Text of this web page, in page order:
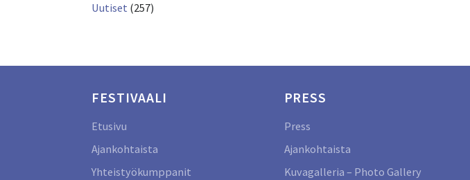
Uutiset (257)
FESTIVAALI
Etusivu
Ajankohtaista
Yhteistyökumppanit
PRESS
Press
Ajankohtaista
Kuvagalleria – Photo Gallery